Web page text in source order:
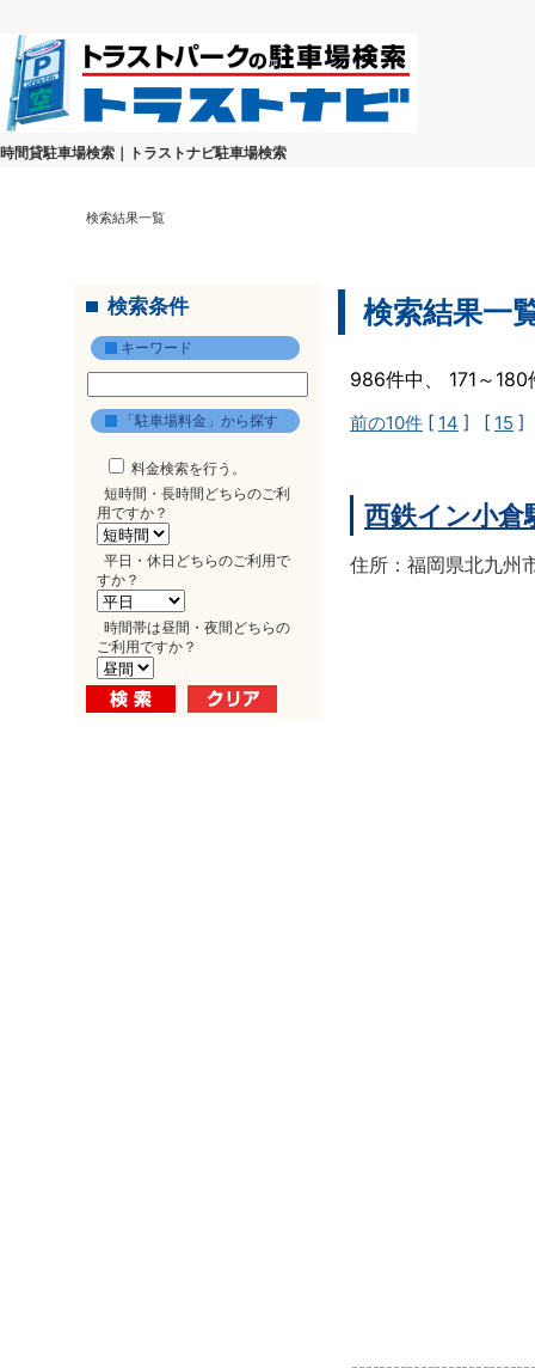
時間貸駐車場検索｜トラストナビ駐車場検索
検索結果一覧
検索条件
キーワード
「駐車場料金」から探す
料金検索を行う。
短時間・長時間どちらのご利
用ですか？
平日・休日どちらのご利用で
すか？
時間帯は昼間・夜間どちらの
ご利用ですか？
検索結果一
986件中、 171～
前の10件 [ 14 ] [ 15 ]
西鉄イン小倉
住所：福岡県北九州